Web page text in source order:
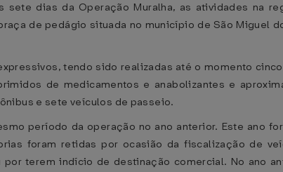
dias da Operação Muralha, as atividades na
de pedágio situada no município de São Miguel
tendo sido realizadas até o momento
de medicamentos e anabolizantes e
e sete veículos de passeio.
período da operação no ano anterior. Este ano
foram retidas por ocasião da fiscalização de
terem indício de destinação comercial. No ano